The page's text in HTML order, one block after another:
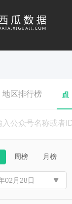
地区排行榜
周榜 月榜